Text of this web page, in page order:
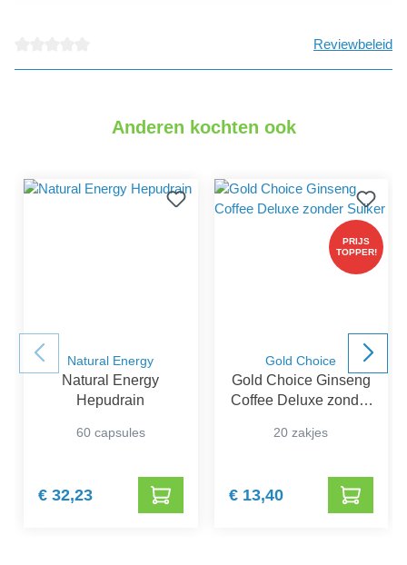
Reviewbeleid
Anderen kochten ook
Natural Energy
Natural Energy
Hepudrain
60 capsules
€ 32,23
PRIJS
TOPPER!
Gold Choice
Gold Choice Ginseng
Coffee Deluxe zonder
20 zakjes
€ 13,40